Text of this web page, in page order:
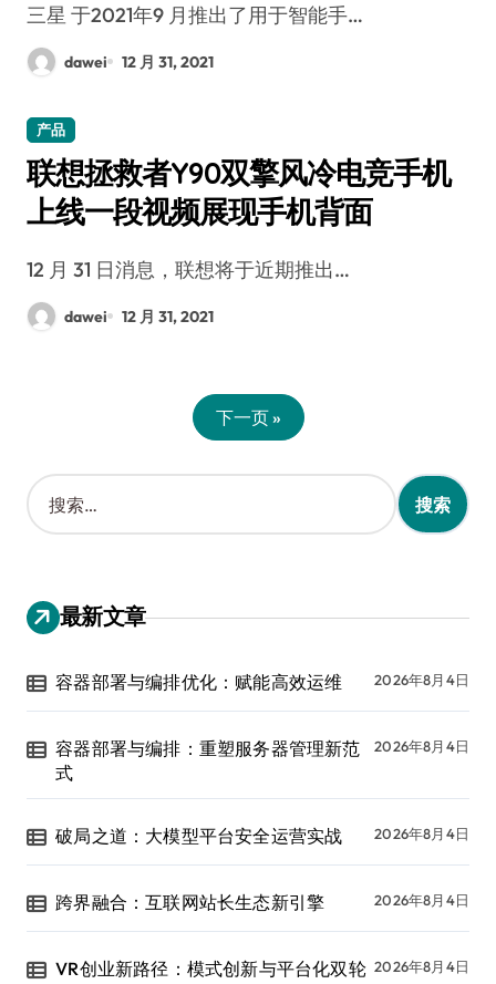
三星 于2021年9 月推出了用于智能手…
dawei 12 月 31, 2021
产品
联想拯救者Y90双擎风冷电竞手机
上线一段视频展现手机背面
12 月 31 日消息，联想将于近期推出…
dawei 12 月 31, 2021
下一页 »
搜
索
：
最新文章
容器部署与编排优化：赋能高效运维 2026年8月4日
容器部署与编排：重塑服务器管理新范
式
2026年8月4日
破局之道：大模型平台安全运营实战 2026年8月4日
跨界融合：互联网站长生态新引擎 2026年8月4日
VR创业新路径：模式创新与平台化双轮 2026年8月4日